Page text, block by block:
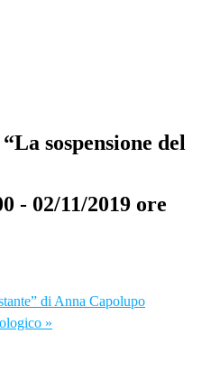
sospensione del
- 02/11/2019 ore
di Anna Capolupo
»